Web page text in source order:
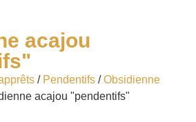
acajou
/ Pendentifs /Obsidienne
acajou "pendentifs"